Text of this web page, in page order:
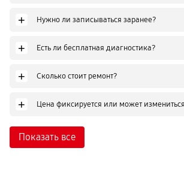
+ Нужно ли записываться заранее?
+ Есть ли бесплатная диагностика?
+ Сколько стоит ремонт?
+ Цена фиксируется или может
Показать все